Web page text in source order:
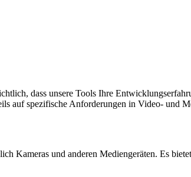
dass unsere Tools Ihre
auf spezifische Anforderungen in Video- und
Kameras und anderen Mediengeräten. Es